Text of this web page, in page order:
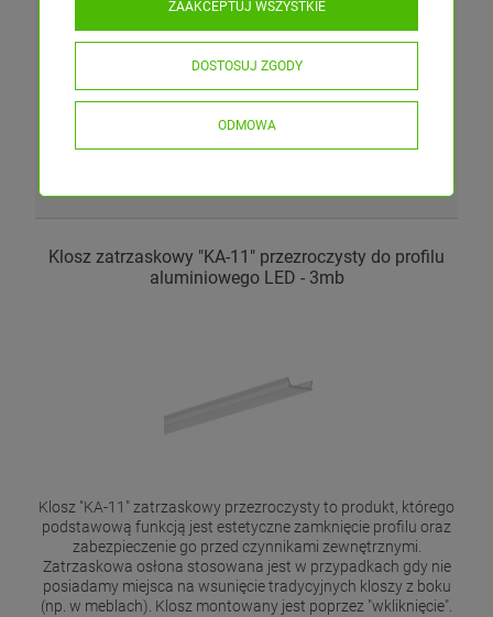
26,42 zł
zawiera 23.00% VAT, bez kosztów dostawy
szt.
Klosz zatrzaskowy "KA-11" przezroczysty do profilu
aluminiowego LED - 3mb
Klosz "KA-11" zatrzaskowy przezroczysty to produkt, którego
podstawową funkcją jest estetyczne zamknięcie profilu oraz
zabezpieczenie go przed czynnikami zewnętrznymi.
Zatrzaskowa osłona stosowana jest w przypadkach gdy nie
posiadamy miejsca na wsunięcie tradycyjnych kloszy z boku
(np. w meblach). Klosz montowany jest poprzez "wkliknięcie".
ODMOWA
DOSTOSUJ ZGODY
ZAAKCEPTUJ WSZYSTKIE